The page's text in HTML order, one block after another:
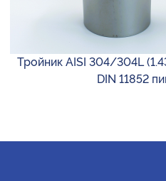
Тройник AISI 304/304L
DIN 11852